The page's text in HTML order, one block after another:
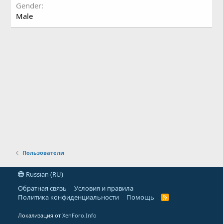
Gender
Male
Пользователи
Russian (RU)
Обратная связь
Условия и правила
Политика конфиденциальности
Помощь
R
Локализация отXenForo.Info